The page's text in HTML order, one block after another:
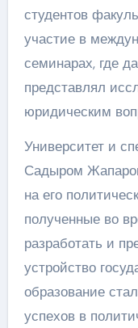
студентов
участие в
семинарах, где
представлял
юридическим
Университет и
Садыром
на его
полученные во
разработать и
устройство
образование
успехов в